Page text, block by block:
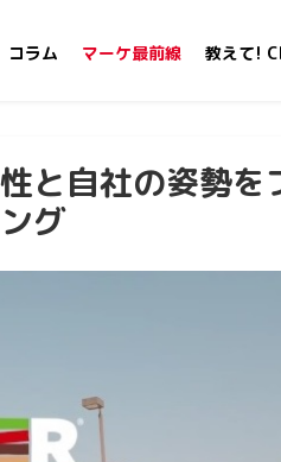
コラム マーケ最前線 教えて!
と自社の姿勢を
グ